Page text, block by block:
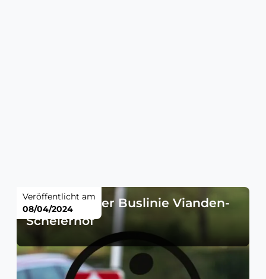
Änderung der Buslinie Vianden-
Scheierhof
Veröffentlicht am
08/04/2024